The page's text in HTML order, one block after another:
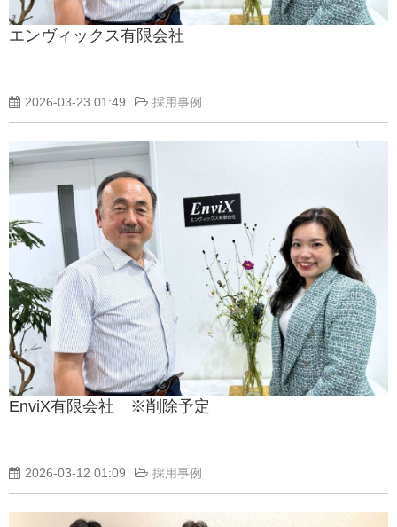
エンヴィックス有限会社
2026-03-23 01:49 採用事例
EnviX有限会社 ※削除予定
2026-03-12 01:09 採用事例